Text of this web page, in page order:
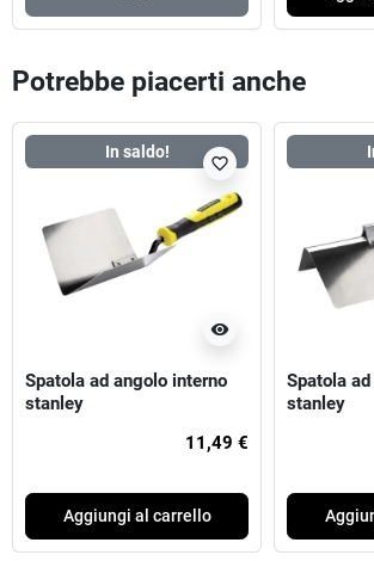
Potrebbe piacerti anche
In saldo!
visibility
favorite_border
Spatola ad angolo interno
stanley
11,49 €
Aggiungi al carrello
Spatola
stanley